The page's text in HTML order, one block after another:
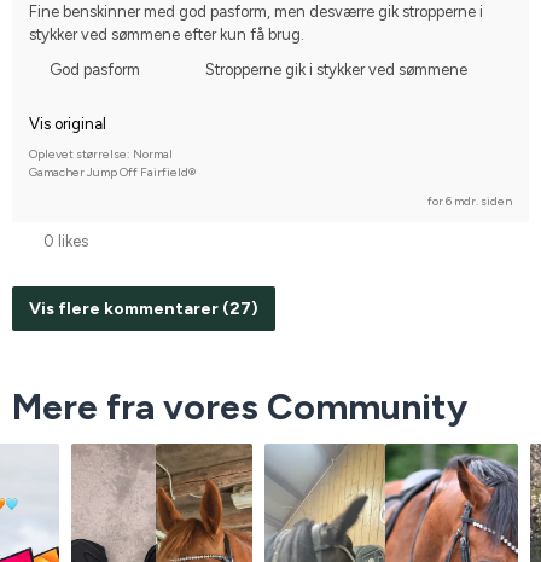
Fine benskinner med god pasform, men desværre gik stropperne i
stykker ved sømmene efter kun få brug.
God pasform
Stropperne gik i stykker ved sømmene
Vis original
Oplevet størrelse: Normal
Gamacher Jump Off Fairfield®
for 6 mdr. siden
0 likes
Vis flere kommentarer (27)
Mere fra vores Community